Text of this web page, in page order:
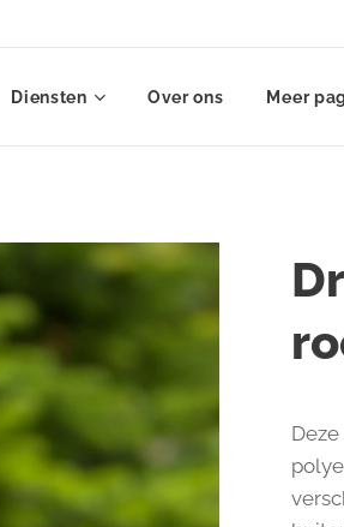
Diensten Over ons Meer